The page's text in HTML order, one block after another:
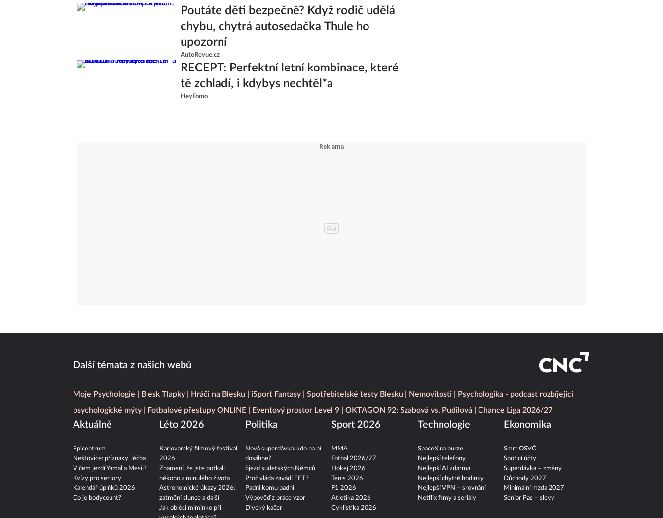
Poutáte děti bezpečně? Když rodič udělá
chybu, chytrá autosedačka Thule ho
upozorní
AutoRevue.cz
RECEPT: Perfektní letní kombinace, které
tě zchladí, i kdybys nechtěl*a
HeyFomo
Další témata z našich webů
Moje Psychologie Blesk Tlapky Hráči na Blesku iSport Fantasy Spotřebitelské testy Blesku Nemovitosti
Psychologika - podcast rozbíjející
psychologické mýty
Fotbalové přestupy ONLINE Eventový prostor Level 9 OKTAGON 92: Szabová vs. Pudilová Chance Liga 2026/27
Aktuálně
Epicentrum
Neštovice: příznaky, léčba
V čem jezdí Yamal a Mesii?
Kvízy pro seniory
Kalendář úplňků 2026
Co je bodycount?
Léto 2026
Karlovarský filmový festival
2026
Znamení, že jste potkali
někoho z minulého života
Astronomické úkazy 2026:
zatmění slunce a další
Jak obléci miminko při
Politika
Nová superdávka: kdo na ní
dosáhne?
Sjezd sudetských Němců
Proč vláda zavádí EET?
Padni komu padni
Výpověď z práce vzor
Divoký kačer
Sport 2026
MMA
Fotbal 2026/27
Hokej 2026
Tenis 2026
F1 2026
Atletika 2026
Cyklistika 2026
Technologie
SpaceX na burze
Nejlepší telefony
Nejlepší AI zdarma
Nejlepší chytré hodinky
Nejlepší VPN – srovnání
Netflix filmy a seriály
Ekonomika
Smrt OSVČ
Spořicí účty
Superdávka – změny
Důchody 2027
Minimální mzda 2027
Senior Pas – slevy